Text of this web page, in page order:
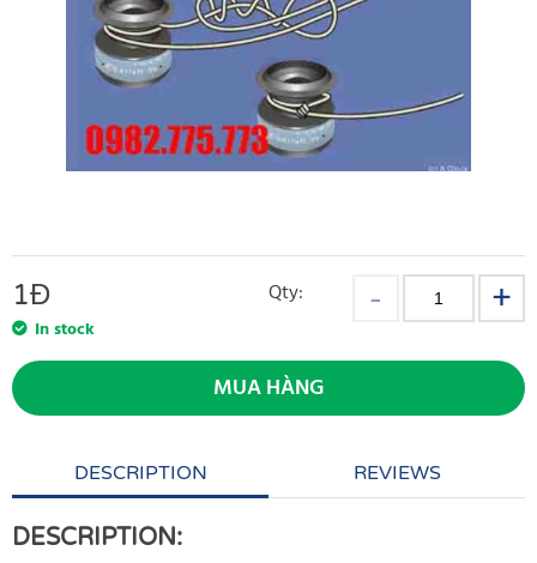
1Đ
In stock
Qty:
MUA HÀNG
DESCRIPTION REVIEWS
DESCRIPTION: